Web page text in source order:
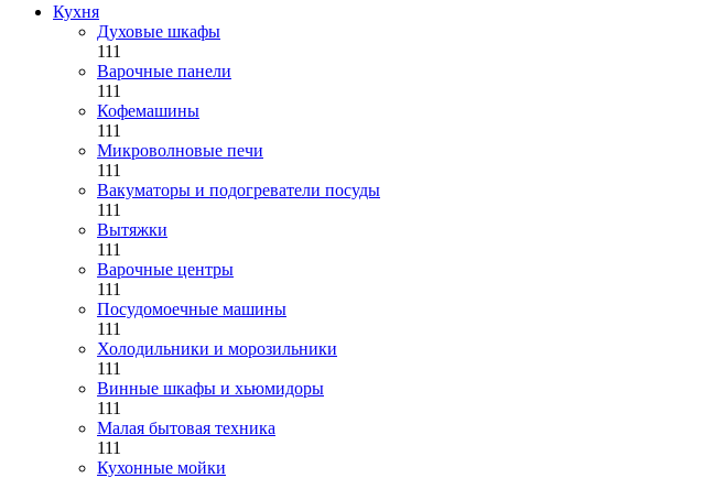
Кухня
Духовые шкафы
111
Варочные панели
111
Кофемашины
111
Микроволновые печи
111
Вакуматоры и подогреватели посуды
111
Вытяжки
111
Варочные центры
111
Посудомоечные машины
111
Холодильники и морозильники
111
Винные шкафы и хьюмидоры
111
Малая бытовая техника
111
Кухонные мойки